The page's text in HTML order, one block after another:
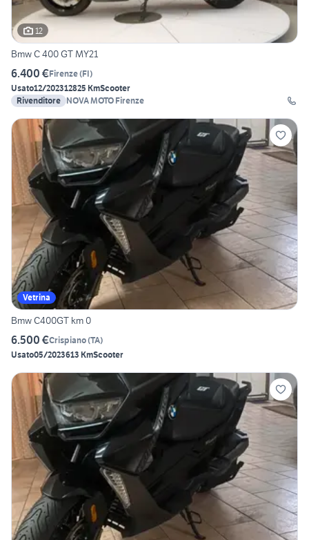
12
Bmw C 400 GT MY21
6.400 €Firenze(FI)
Usato12/202312825 KmScooter
Rivenditore NOVA MOTO Firenze
Vetrina
Bmw C400GT km 0
6.500 €Crispiano(TA)
Usato05/2023613 KmScooter